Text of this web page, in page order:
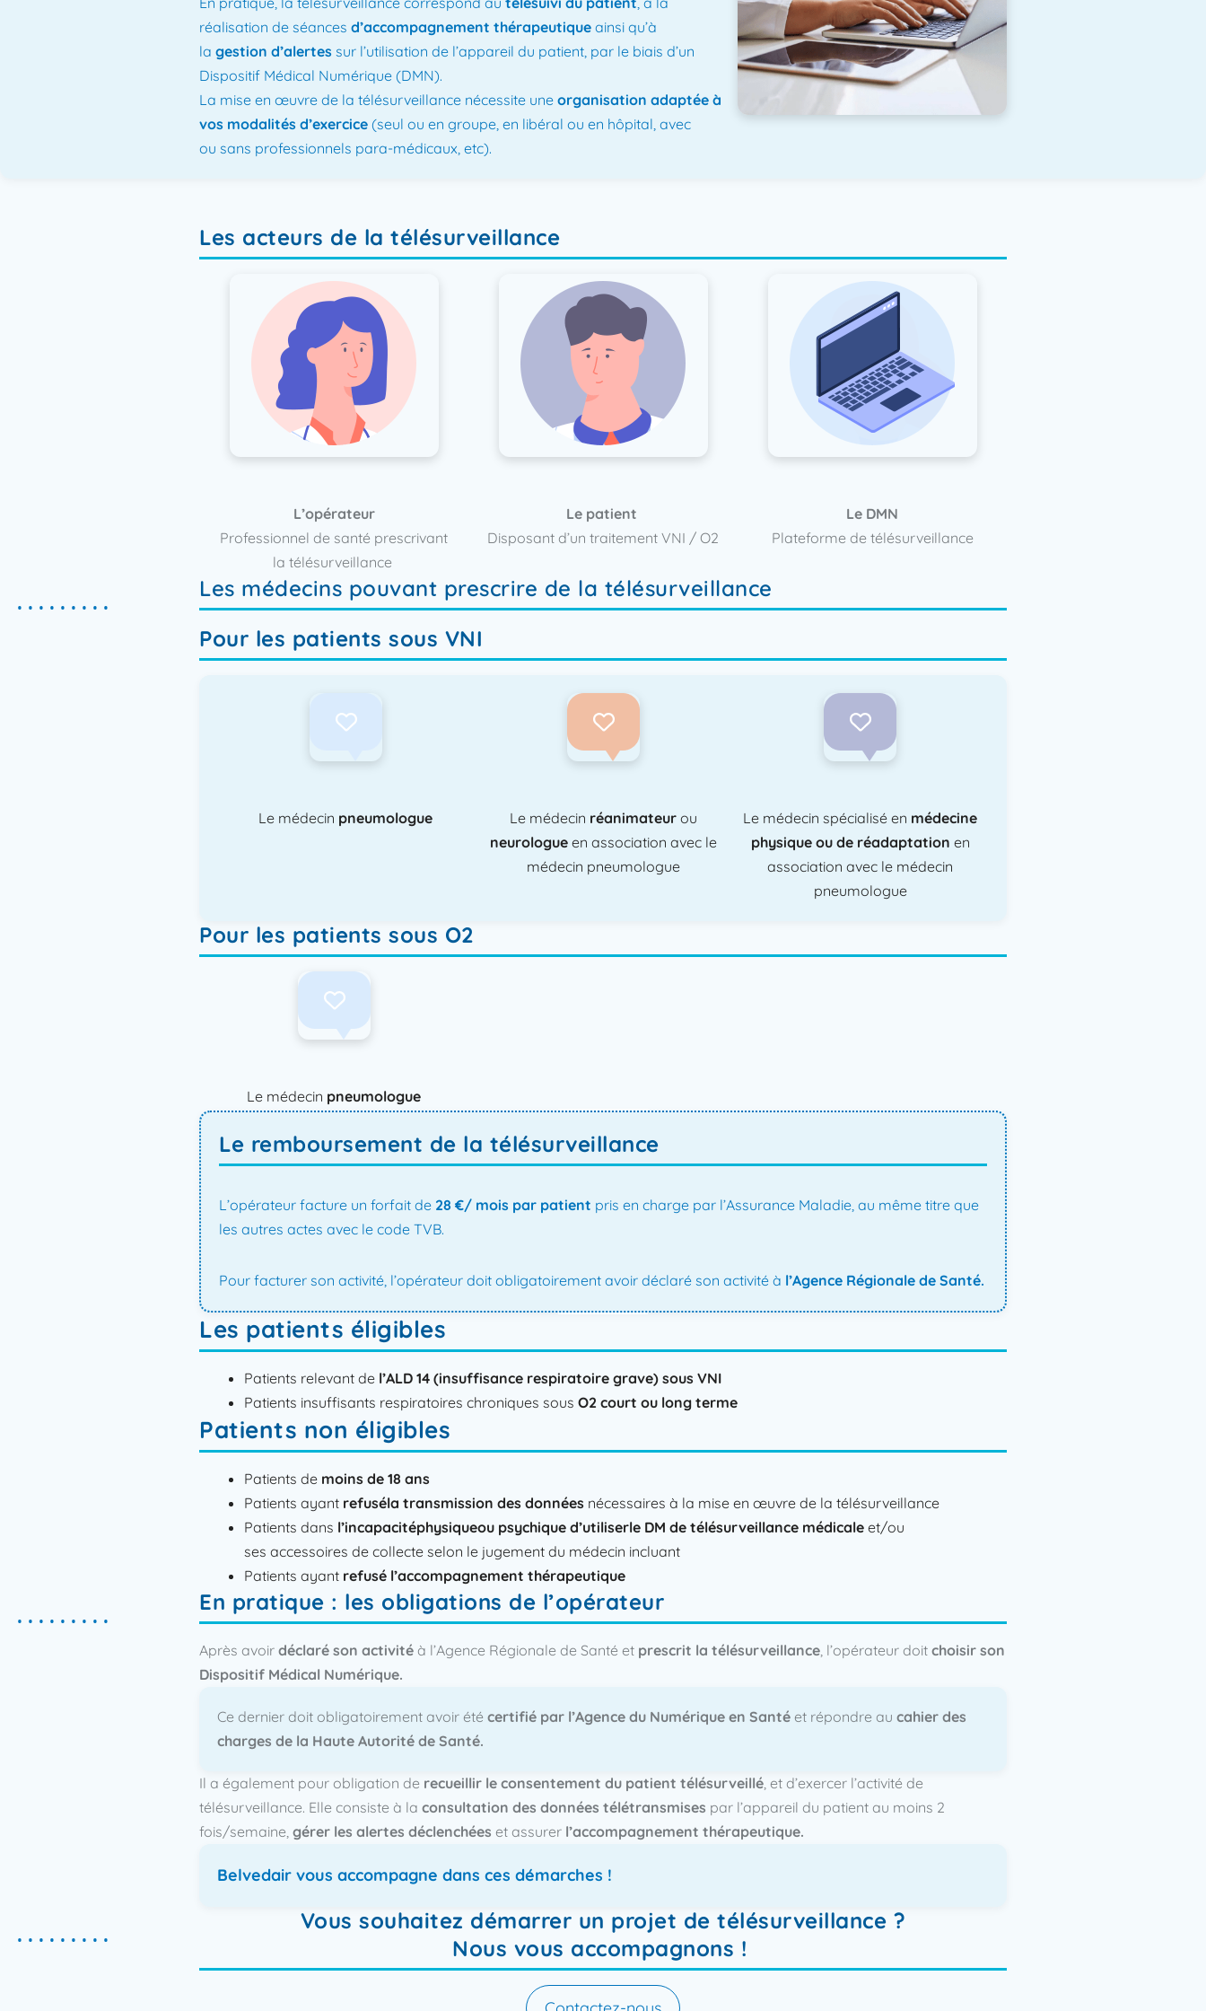
réalisation de séancesd’accompagnement thérapeutiqueainsi qu’à
lagestion d’alertessur l’utilisation de l’appareil du patient, par le biais d’un
Dispositif Médical Numérique (DMN).
​La mise en œuvre de la télésurveillance nécessite uneorganisation adaptée à
vos modalités d’exercice(seul ou en groupe, en libéral ou en hôpital, avec
ou sans professionnels para-médicaux, etc).
Les acteurs de la télésurveillance​
L’opérateur
Professionnel de santé prescrivant
la télésurveillance ​
Le patient
Disposant d’un traitement VNI / O2​
Le DMN​
Plateforme de télésurveillance
Les médecins pouvant prescrire de la télésurveillance​
Pour les patients sous VNI
Le médecin pneumologue Le médecin réanimateurou
neurologueen association avec le
médecin pneumologue
Le médecin spécialisé en médecine
physique ou de réadaptation en
association avec le médecin
pneumologue
Pour les patients sous O2
Le médecin pneumologue
Le remboursement de la télésurveillance​
L’opérateur facture un forfait de 28 €/ mois par patient pris en charge par l’Assurance Maladie, au même titre que
les autres actes avec le code TVB. ​
Pour facturer son activité, l’opérateur doit obligatoirement avoir déclaré son activité à l’Agence Régionale de Santé.​
Les patients éligibles​
Patients relevant de l’ALD 14 (insuffisance respiratoire grave) sous VNI
Patients insuffisants respiratoires chroniques sous O2 court ou long terme
Patients non éligibles
Patients de moins de 18 ans
Patients ayant refuséla transmission des données nécessaires à la mise en œuvre de la télésurveillance
Patients dans l’incapacitéphysiqueou psychique d’utiliserle DM de télésurveillance médicale et/ou
ses accessoires de collecte selon le jugement du médecin incluant
Patients ayant refusé l’accompagnement thérapeutique
En pratique : les obligations de l’opérateur
Après avoir déclaré son activité à l’Agence Régionale de Santé et prescrit la télésurveillance , l’opérateur doit choisir son
Dispositif Médical Numérique.​
Ce dernier doit obligatoirement avoir été certifié par l’Agence du Numérique en Santé et répondre au cahier des
charges de la Haute Autorité de Santé.​
Il a également pour obligation de recueillir le consentement du patient télésurveillé , et d’exercer l’activité de
télésurveillance. Elle consiste à la consultation des données télétransmises par l’appareil du patient au moins 2
fois/semaine, gérer les alertes déclenchées et assurer l’accompagnement thérapeutique.​
Belvedair vous accompagne dans ces démarches !
Vous souhaitez démarrer un projet de télésurveillance ?
Nous vous accompagnons ! ​